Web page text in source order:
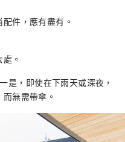
件，應有盡有。
。
是，即使在下雨天或深夜，
無需帶傘。